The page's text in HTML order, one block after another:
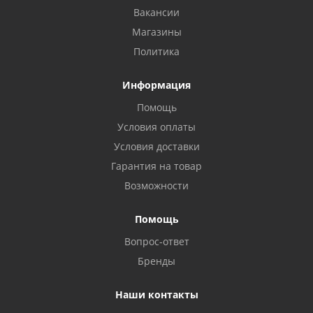
Вакансии
Магазины
Политика
Информация
Помощь
Условия оплаты
Условия доставки
Гарантия на товар
Возможности
Помощь
Вопрос-ответ
Бренды
Наши контакты